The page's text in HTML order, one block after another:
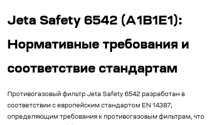
Jeta Safety 6542 (A1B1E1):
Нормативные требования и
соответствие стандартам
Противогазовый фильтр Jeta Safety 6542 разработан в
соответствии с европейским стандартом EN 14387,
определяющим требования к противогазовым фильтрам, что